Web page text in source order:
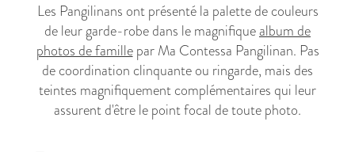
Les Pangilinans ont présenté la palette de couleurs
de leur garde-robe dans le magnifiquealbum de
photos de famillepar Ma Contessa Pangilinan. Pas
de coordination clinquante ou ringarde, mais des
teintes magnifiquement complémentaires qui leur
assurent d'être le point focal de toute photo.